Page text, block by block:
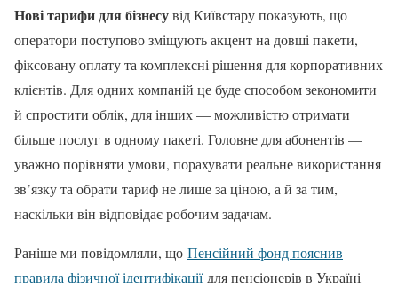
Нові тарифи для бізнесувід Київстару показують, що
оператори поступово зміщують акцент на довші пакети,
фіксовану оплату та комплексні рішення для корпоративних
клієнтів. Для одних компаній це буде способом зекономити
й спростити облік, для інших — можливістю отримати
більше послуг в одному пакеті. Головне для абонентів —
уважно порівняти умови, порахувати реальне використання
зв’язку та обрати тариф не лише за ціною, а й за тим,
наскільки він відповідає робочим задачам.
Раніше ми повідомляли, що Пенсійний фонд пояснив
правила фізичної ідентифікаціїдля пенсіонерів в Україні